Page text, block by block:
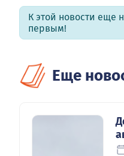
К этой новости еще
первым!
Еще